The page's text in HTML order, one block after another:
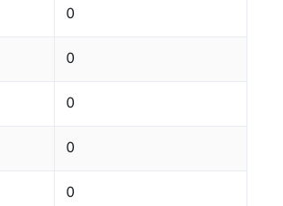
0
0
0
0
0